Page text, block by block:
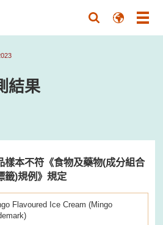
結果
樣本不符《食物及藥物(成分組合
籤)規例》規定
Flavoured Ice Cream (Mingo